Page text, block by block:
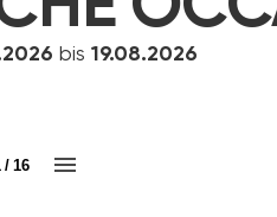
bis 19.08.2026